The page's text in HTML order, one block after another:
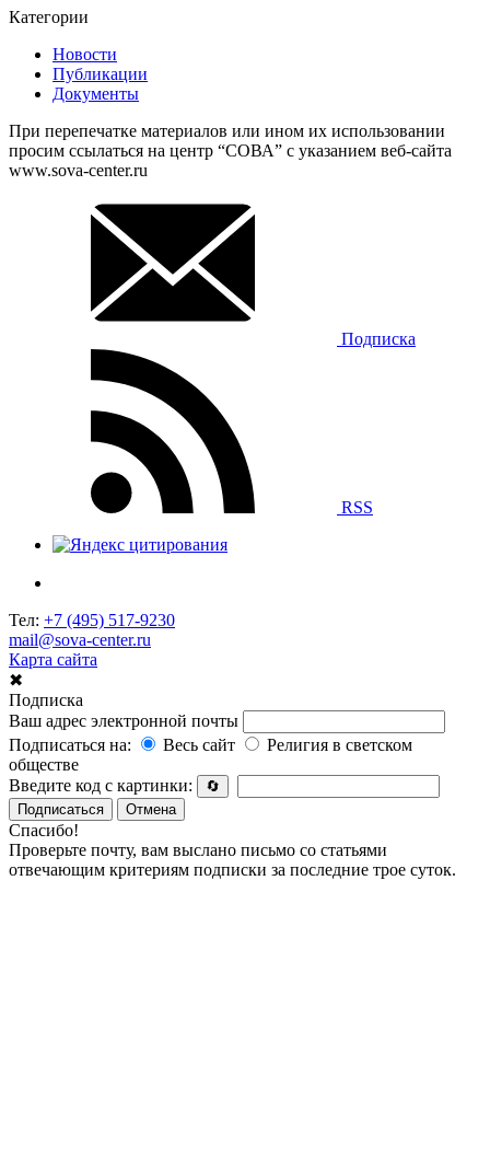
Категории
Новости
Публикации
Документы
При перепечатке материалов или ином их использовании
просим ссылаться на центр “СОВА” с указанием веб-сайта
www.sova-center.ru
Подписка
RSS
Тел: +7 (495) 517-9230
mail@sova-center.ru
Карта сайта
✖
Подписка
Ваш адрес электронной почты
Подписаться на:
Весь сайт
Религия в светском
обществе
Введите код с картинки:
🔄
Подписаться
Отмена
Спасибо!
Проверьте почту, вам выслано письмо со статьями
отвечающим критериям подписки за последние трое суток.